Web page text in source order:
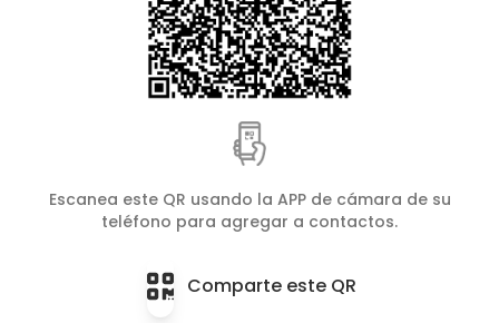
Escanea este QR usando la APP de cámara de su
teléfono para agregar a contactos.
Comparte este QR